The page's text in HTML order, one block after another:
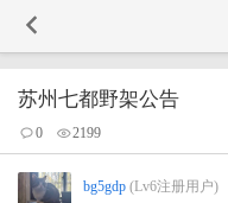
苏州七都野架公告
0 2199
bg5gdp (Lv6注册用户)